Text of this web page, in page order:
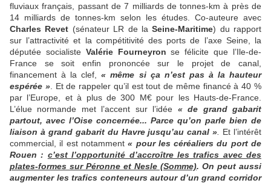
Édouard Philippe, maire du Havre,dans Chantiersdefrance.fr
fluviaux français, passant de 7 milliards de tonnes-km à près de
14 milliards de tonnes-km selon les études. Co-auteure avec
Charles Revet (sénateur LR de laSeine-Maritime) du rapport
sur l’attractivité et la compétitivité des ports de l’axe Seine, la
députée socialiste Valérie Fourneyronse félicite que l’Ile-de-
France se soit enfin prononcée sur le projet de canal,
financement à la clef,
« même si ça n’est pas à la hauteur
espérée ». Et de rappeler qu’il est tout de même financé à 40 %
par l’Europe, et à plus de 300 M€ pour les Hauts-de-France.
L’élue normande met l’accent sur l’idée « de grand gabarit
partout, avec l’Oise concernée... Parce qu’on parle bien de
liaison à grand gabarit du Havre jusqu’au canal »
Et l’intérêt
commercial, il est notamment« pour les céréaliers du port de
Rouen : c’est l’opportunité d’accroître les trafics avec des
plates-formes sur Péronne et Nesle (Somme). On peut aussi
augmenter les trafics conteneurs autour d’un grand corridor